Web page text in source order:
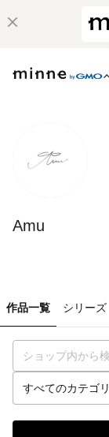
Amu
作品一覧 シリーズ